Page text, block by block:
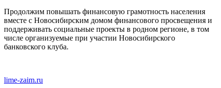
Продолжим повышать финансовую грамотность населения
вместе с Новосибирским домом финансового просвещения и
поддерживать социальные проекты в родном регионе, в том
числе организуемые при участии Новосибирского
банковского клуба.
lime-zaim.ru